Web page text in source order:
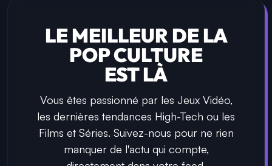
LE MEILLEUR DE LA
POP CULTURE
EST LÀ
Vous êtes passionné par les Jeux Vidéo,
les dernières tendances High-Tech ou les
Films et Séries. Suivez-nous pour ne rien
manquer de l'actu qui compte,